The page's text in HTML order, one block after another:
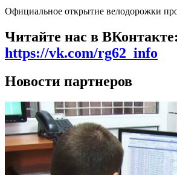
Официальное открытие велодорожки
Читайте нас в ВКонтакте:
https://vk.com/rg62_info
Новости партнеров